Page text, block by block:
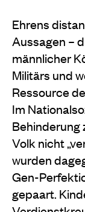
Ehrens
Aussagen –
männlicher
Militärs und
Ressource
Im
Behinderung
Volk nicht
wurden
Gen-
gepaart.